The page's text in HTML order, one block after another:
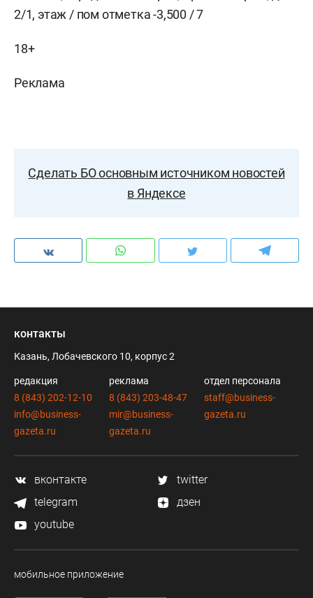
2/1, этаж / пом отметка -3,500 / 7
18+
Реклама
Сделать БО основным источником новостей
в Яндексе
контакты
Казань, Лобачевского 10, корпус 2
редакция
8 (843) 202-12-10
info@business-
gazeta.ru
реклама
8 (843) 203-48-47
mir@business-
gazeta.ru
отдел персонала
staff@business-
gazeta.ru
вконтакте
twitter
telegram
дзен
youtube
мобильное приложение